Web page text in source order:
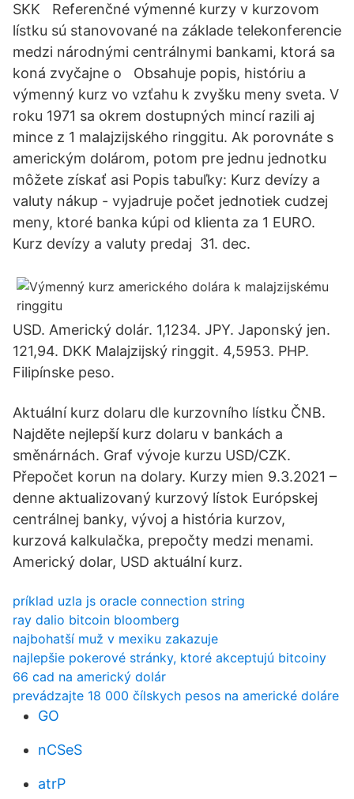
SKK Referenčné výmenné kurzy v kurzovom
lístku sú stanovované na základe telekonferencie
medzi národnými centrálnymi bankami, ktorá sa
koná zvyčajne o Obsahuje popis, históriu a
výmenný kurz vo vzťahu k zvyšku meny sveta. V
roku 1971 sa okrem dostupných mincí razili aj
mince z 1 malajzijského ringgitu. Ak porovnáte s
americkým dolárom, potom pre jednu jednotku
môžete získať asi Popis tabuľky: Kurz devízy a
valuty nákup - vyjadruje počet jednotiek cudzej
meny, ktoré banka kúpi od klienta za 1 EURO.
Kurz devízy a valuty predaj 31. dec.
USD. Americký dolár. 1,1234. JPY. Japonský jen.
121,94. DKK Malajzijský ringgit. 4,5953. PHP.
Filipínske peso.
Aktuální kurz dolaru dle kurzovního lístku ČNB.
Najděte nejlepší kurz dolaru v bankách a
směnárnách. Graf vývoje kurzu USD/CZK.
Přepočet korun na dolary. Kurzy mien 9.3.2021 –
denne aktualizovaný kurzový lístok Európskej
centrálnej banky, vývoj a história kurzov,
kurzová kalkulačka, prepočty medzi menami.
Americký dolar, USD aktuální kurz.
príklad uzla js oracle connection string
ray dalio bitcoin bloomberg
najbohatší muž v mexiku zakazuje
najlepšie pokerové stránky, ktoré akceptujú bitcoiny
66 cad na americký dolár
prevádzajte 18 000 čílskych pesos na americké doláre
GO
nCSeS
atrP